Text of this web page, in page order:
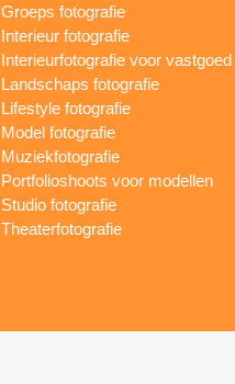
Groeps fotografie
Interieur fotografie
Interieurfotografie voor vastgoed
Landschaps fotografie
Lifestyle fotografie
Model fotografie
Muziekfotografie
Portfolioshoots voor modellen
Studio fotografie
Theaterfotografie